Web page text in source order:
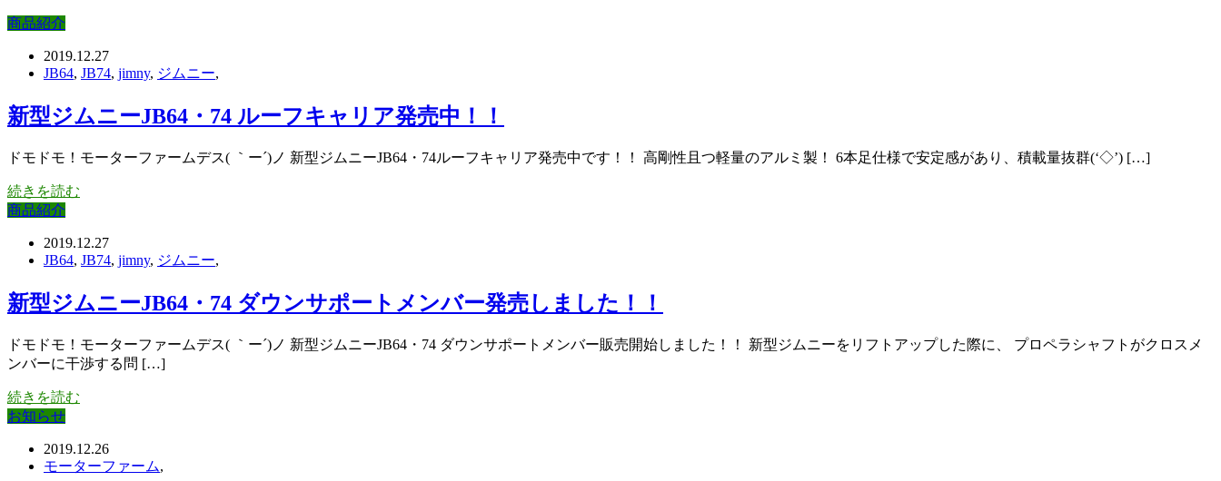
商品紹介
2019.12.27
JB64, JB74, jimny, ジムニー,
新型ジムニーJB64・74 ルーフキャリア発売中！！
ドモドモ！モーターファームデス( ｀ー´)ノ 新型ジムニーJB64・74ルーフキャリア発売中です！！ 高剛性且つ軽量のアルミ製！ 6本足仕様で安定感があり、積載量抜群(‘◇’) […]
続きを読む
商品紹介
2019.12.27
JB64, JB74, jimny, ジムニー,
新型ジムニーJB64・74 ダウンサポートメンバー発売しました！！
ドモドモ！モーターファームデス( ｀ー´)ノ 新型ジムニーJB64・74 ダウンサポートメンバー販売開始しました！！ 新型ジムニーをリフトアップした際に、 プロペラシャフトがクロスメ
ンバーに干渉する問 […]
続きを読む
お知らせ
2019.12.26
モーターファーム,